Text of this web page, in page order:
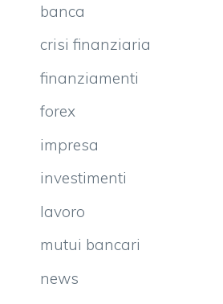
banca
crisi finanziaria
finanziamenti
forex
impresa
investimenti
lavoro
mutui bancari
news